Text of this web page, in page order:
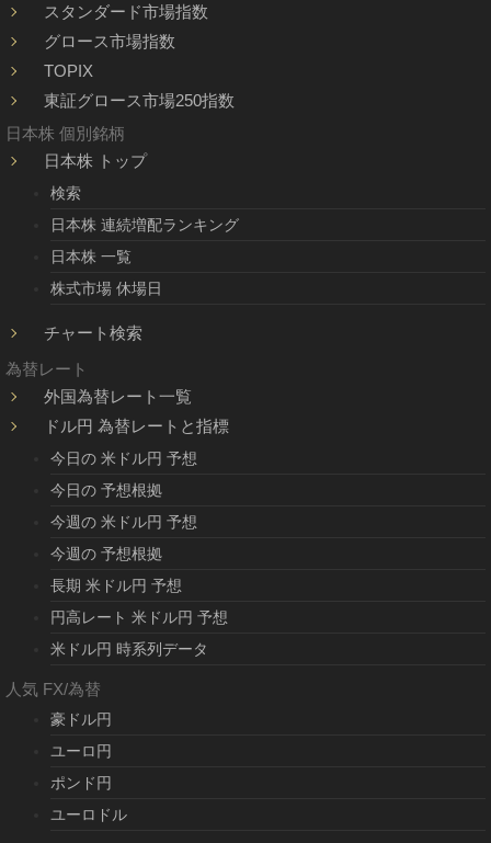
スタンダード市場指数
グロース市場指数
TOPIX
東証グロース市場250指数
日本株 個別銘柄
日本株 トップ
検索
日本株 連続増配ランキング
日本株 一覧
株式市場 休場日
チャート検索
為替レート
外国為替レート一覧
ドル円 為替レートと指標
今日の 米ドル円 予想
今日の 予想根拠
今週の 米ドル円 予想
今週の 予想根拠
長期 米ドル円 予想
円高レート 米ドル円 予想
米ドル円 時系列データ
人気 FX/為替
豪ドル円
ユーロ円
ポンド円
ユーロドル